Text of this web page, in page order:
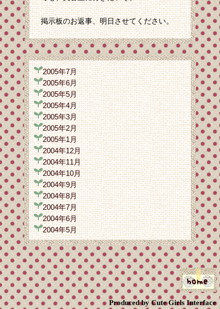
掲示板のお返事、明日させてください。
2005年7月
2005年6月
2005年5月
2005年4月
2005年3月
2005年2月
2005年1月
2004年12月
2004年11月
2004年10月
2004年9月
2004年8月
2004年7月
2004年6月
2004年5月
Produced by Cute Girls Interface